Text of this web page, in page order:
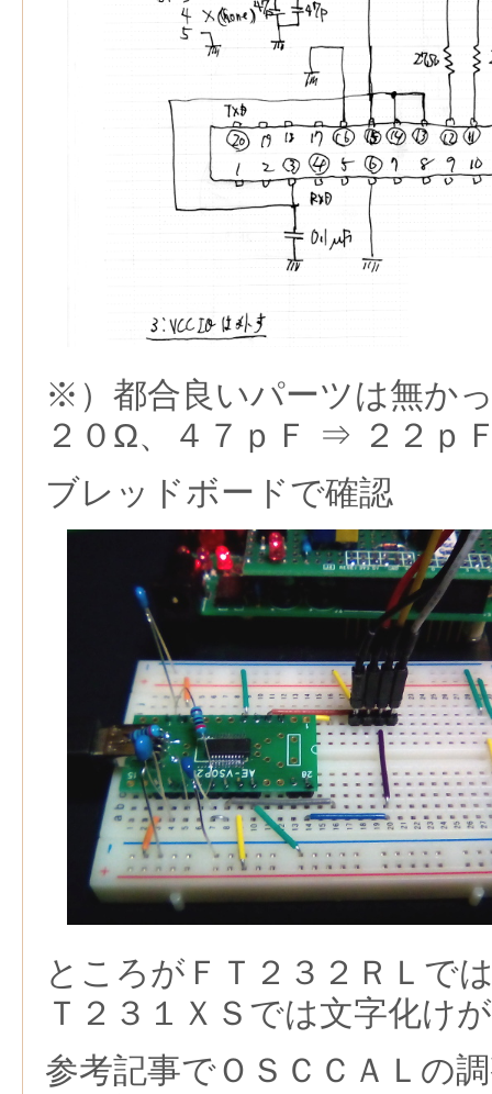
※）都合良いパーツは無か
２０Ω、４７ｐＦ ⇒ ２２ｐ
ブレッドボードで確認
ところがＦＴ２３２ＲＬで
Ｔ２３１ＸＳでは文字化け
参考記事でＯＳＣＣＡＬの